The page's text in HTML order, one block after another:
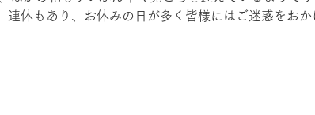
連休もあり、お休みの日が多く皆様にはご迷惑をお